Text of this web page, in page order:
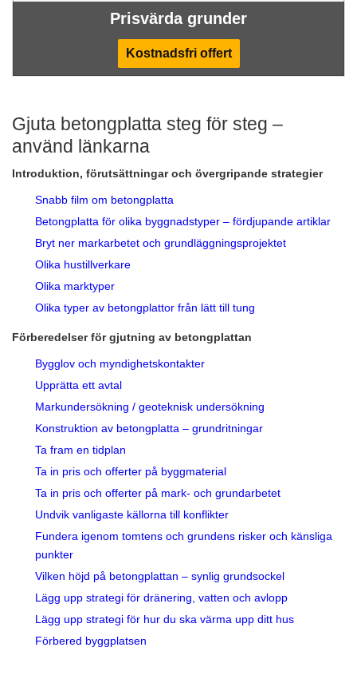
Prisvärda grunder
Kostnadsfri offert
Gjuta betongplatta steg för steg –
använd länkarna
Introduktion, förutsättningar och övergripande strategier
Snabb film om betongplatta
Betongplatta för olika byggnadstyper – fördjupande artiklar
Bryt ner markarbetet och grundläggningsprojektet
Olika hustillverkare
Olika marktyper
Olika typer av betongplattor från lätt till tung
Förberedelser för gjutning av betongplattan
Bygglov och myndighetskontakter
Upprätta ett avtal
Markundersökning / geoteknisk undersökning
Konstruktion av betongplatta – grundritningar
Ta fram en tidplan
Ta in pris och offerter på byggmaterial
Ta in pris och offerter på mark- och grundarbetet
Undvik vanligaste källorna till konflikter
Fundera igenom tomtens och grundens risker och känsliga
punkter
Vilken höjd på betongplattan – synlig grundsockel
Lägg upp strategi för dränering, vatten och avlopp
Lägg upp strategi för hur du ska värma upp ditt hus
Förbered byggplatsen